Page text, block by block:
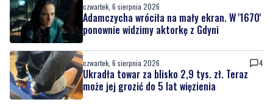
czwartek, 6 sierpnia 2026
Adamczycha wróciła na mały ekran. W '1670'
ponownie widzimy aktorkę z Gdyni
czwartek, 6 sierpnia 2026 4
Ukradła towar za blisko 2,9 tys. zł. Teraz
może jej grozić do 5 lat więzienia